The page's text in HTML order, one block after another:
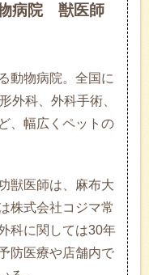
病院 獣医師
動物病院。全国に
外科、外科手術、
、幅広くペットの
獣医師は、麻布大
株式会社コジマ常
科に関しては30年
防医療や店舗内で